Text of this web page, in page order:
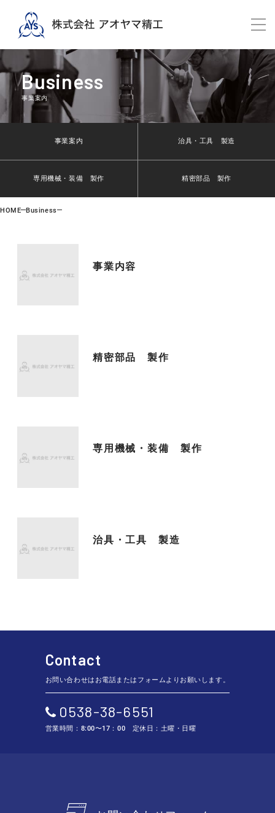
Business
事業案内
事業案内 治具・工具 製造
専用機械・装備 製作 精密部品 製作
HOME Business
事業内容
精密部品 製作
専用機械・装備 製作
治具・工具 製造
Contact
お問い合わせはお電話またはフォームよりお願いします。
0538-38-6551
営業時間：8:00〜17：00 定休日：土曜・日曜